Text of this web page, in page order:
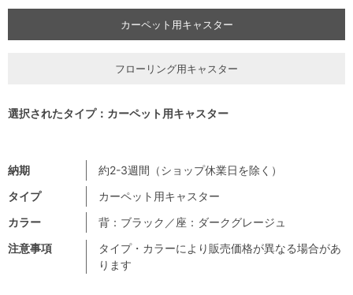
注意事項
タイプ・カラーにより販売価格が異なる場合があ
ります
納期
約2-3週間（ショップ休業日を除く）
タイプ
カーペット用キャスター
カラー
背：ブラック／座：ダークグレージュ
カーペット用キャスター
フローリング用キャスター
選択されたタイプ：カーペット用キャスター